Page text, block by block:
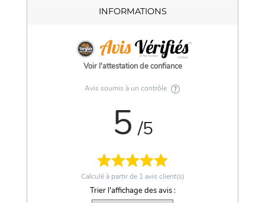
INFORMATIONS
Voir l'attestation de confiance
Avis soumis à un contrôle
5 /5
Calculé à partir de 1 avis client(s)
Trier l'affichage des avis :